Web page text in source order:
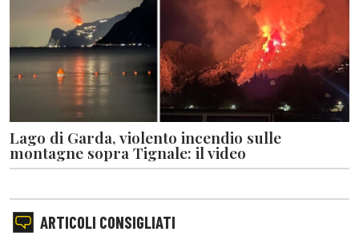
Lago di Garda, violento incendio sulle
montagne sopra Tignale: il video
ARTICOLI CONSIGLIATI